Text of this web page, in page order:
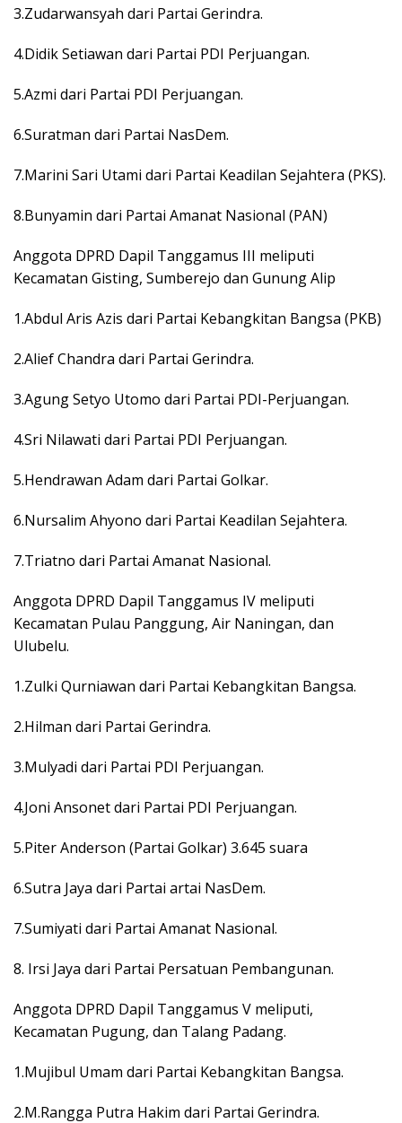
3.Zudarwansyah dari Partai Gerindra.
4.Didik Setiawan dari Partai PDI Perjuangan.
5.Azmi dari Partai PDI Perjuangan.
6.Suratman dari Partai NasDem.
7.Marini Sari Utami dari Partai Keadilan Sejahtera (PKS).
8.Bunyamin dari Partai Amanat Nasional (PAN)
Anggota DPRD Dapil Tanggamus III meliputi
Kecamatan Gisting, Sumberejo dan Gunung Alip
1.Abdul Aris Azis dari Partai Kebangkitan Bangsa (PKB)
2.Alief Chandra dari Partai Gerindra.
3.Agung Setyo Utomo dari Partai PDI-Perjuangan.
4.Sri Nilawati dari Partai PDI Perjuangan.
5.Hendrawan Adam dari Partai Golkar.
6.Nursalim Ahyono dari Partai Keadilan Sejahtera.
7.Triatno dari Partai Amanat Nasional.
Anggota DPRD Dapil Tanggamus IV meliputi
Kecamatan Pulau Panggung, Air Naningan, dan
Ulubelu.
1.Zulki Qurniawan dari Partai Kebangkitan Bangsa.
2.Hilman dari Partai Gerindra.
3.Mulyadi dari Partai PDI Perjuangan.
4.Joni Ansonet dari Partai PDI Perjuangan.
5.Piter Anderson (Partai Golkar) 3.645 suara
6.Sutra Jaya dari Partai artai NasDem.
7.Sumiyati dari Partai Amanat Nasional.
8. Irsi Jaya dari Partai Persatuan Pembangunan.
Anggota DPRD Dapil Tanggamus V meliputi,
Kecamatan Pugung, dan Talang Padang.
1.Mujibul Umam dari Partai Kebangkitan Bangsa.
2.M.Rangga Putra Hakim dari Partai Gerindra.